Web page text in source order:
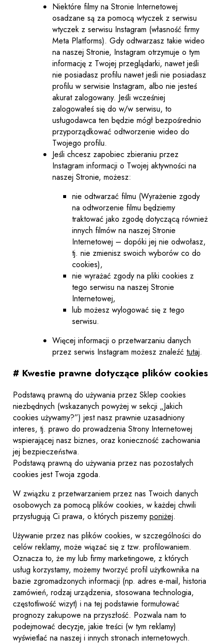
Niektóre filmy na Stronie Internetowej
osadzane są za pomocą wtyczek z serwisu
wtyczek z serwisu Instagram (własność firmy
Meta Platforms). Gdy odtwarzasz takie wideo
na naszej Stronie, Instagram otrzymuje o tym
informację z Twojej przeglądarki, nawet jeśli
nie posiadasz profilu nawet jeśli nie posiadasz
profilu w serwisie Instagram, albo nie jesteś
akurat zalogowany. Jeśli wcześniej
zalogowałeś się do w/w serwisu, to
usługodawca ten będzie mógł bezpośrednio
przyporządkować odtworzenie wideo do
Twojego profilu.
Jeśli chcesz zapobiec zbieraniu przez
Instagram informacji o Twojej aktywności na
naszej Stronie, możesz:
nie odtwarzać filmu (Wyrażenie zgody
na odtworzenie filmu będziemy
traktować jako zgodę dotyczącą również
innych filmów na naszej Stronie
Internetowej – dopóki jej nie odwołasz,
tj. nie zmienisz swoich wyborów co do
cookies),
nie wyrażać zgody na pliki cookies z
tego serwisu na naszej Stronie
Internetowej,
lub możesz wylogować się z tego
serwisu.
Więcej informacji o przetwarzaniu danych
przez serwis Instagram możesz znaleźć tutaj.
# Kwestie prawne dotyczące plików cookies
Podstawą prawną do używania przez Sklep cookies
niezbędnych (wskazanych powyżej w sekcji „Jakich
cookies używamy?”) jest nasz prawnie uzasadniony
interes, tj. prawo do prowadzenia Strony Internetowej
wspierającej nasz biznes, oraz konieczność zachowania
jej bezpieczeństwa.
Podstawą prawną do używania przez nas pozostałych
cookies jest Twoja zgoda.
W związku z przetwarzaniem przez nas Twoich danych
osobowych za pomocą plików cookies, w każdej chwili
przysługują Ci prawa, o których piszemy poniżej.
Używanie przez nas plików cookies, w szczególności do
celów reklamy, może wiązać się z tzw. profilowaniem.
Oznacza to, że my lub firmy marketingowe, z których
usług korzystamy, możemy tworzyć profil użytkownika na
bazie zgromadzonych informacji (np. adres e-mail, historia
zamówień, rodzaj urządzenia, stosowana technologia,
częstotliwość wizyt) i na tej podstawie formułować
prognozy zakupowe na przyszłość. Pozwala nam to
podejmować decyzje, jakie treści (w tym reklamy)
wyświetlać na naszej i innych stronach internetowych.